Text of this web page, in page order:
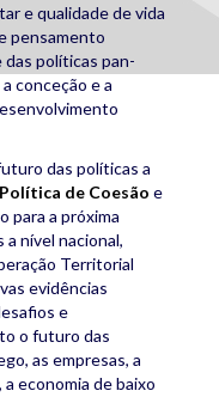
e qualidade de vida
pensamento
políticas pan-
conceção e a
das políticas a
Política de Coesão e
para a próxima
nível nacional,
Territorial
evidências
e
o futuro das
as empresas, a
economia de baixo